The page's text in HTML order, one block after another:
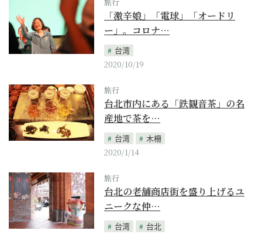
「激辛娘」「電球」「オードリ
ー」。コロナ…
台湾
2020/10/19
旅行
台北市内にある「鉄観音茶」の名
産地で茶を…
台湾
木柵
2020/1/14
旅行
台北の老舗商店街を盛り上げるユ
ニークな仲…
台湾
台北